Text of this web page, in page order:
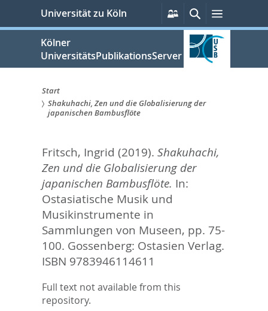
springen
Universität zu Köln
Persönliche
Services
SucheMenü
Kölner
UniversitätsPublikationsServer
Sie
hier:
Start
Shakuhachi, Zen und die Globalisierung der
japanischen Bambusflöte
Fritsch, Ingrid (2019). Shakuhachi,
Zen und die Globalisierung der
japanischen Bambusflöte. In:
Ostasiatische Musik und
Musikinstrumente in
Sammlungen von Museen, pp. 75-
100. Gossenberg: Ostasien Verlag.
ISBN 9783946114611
Full text not available from this
repository.